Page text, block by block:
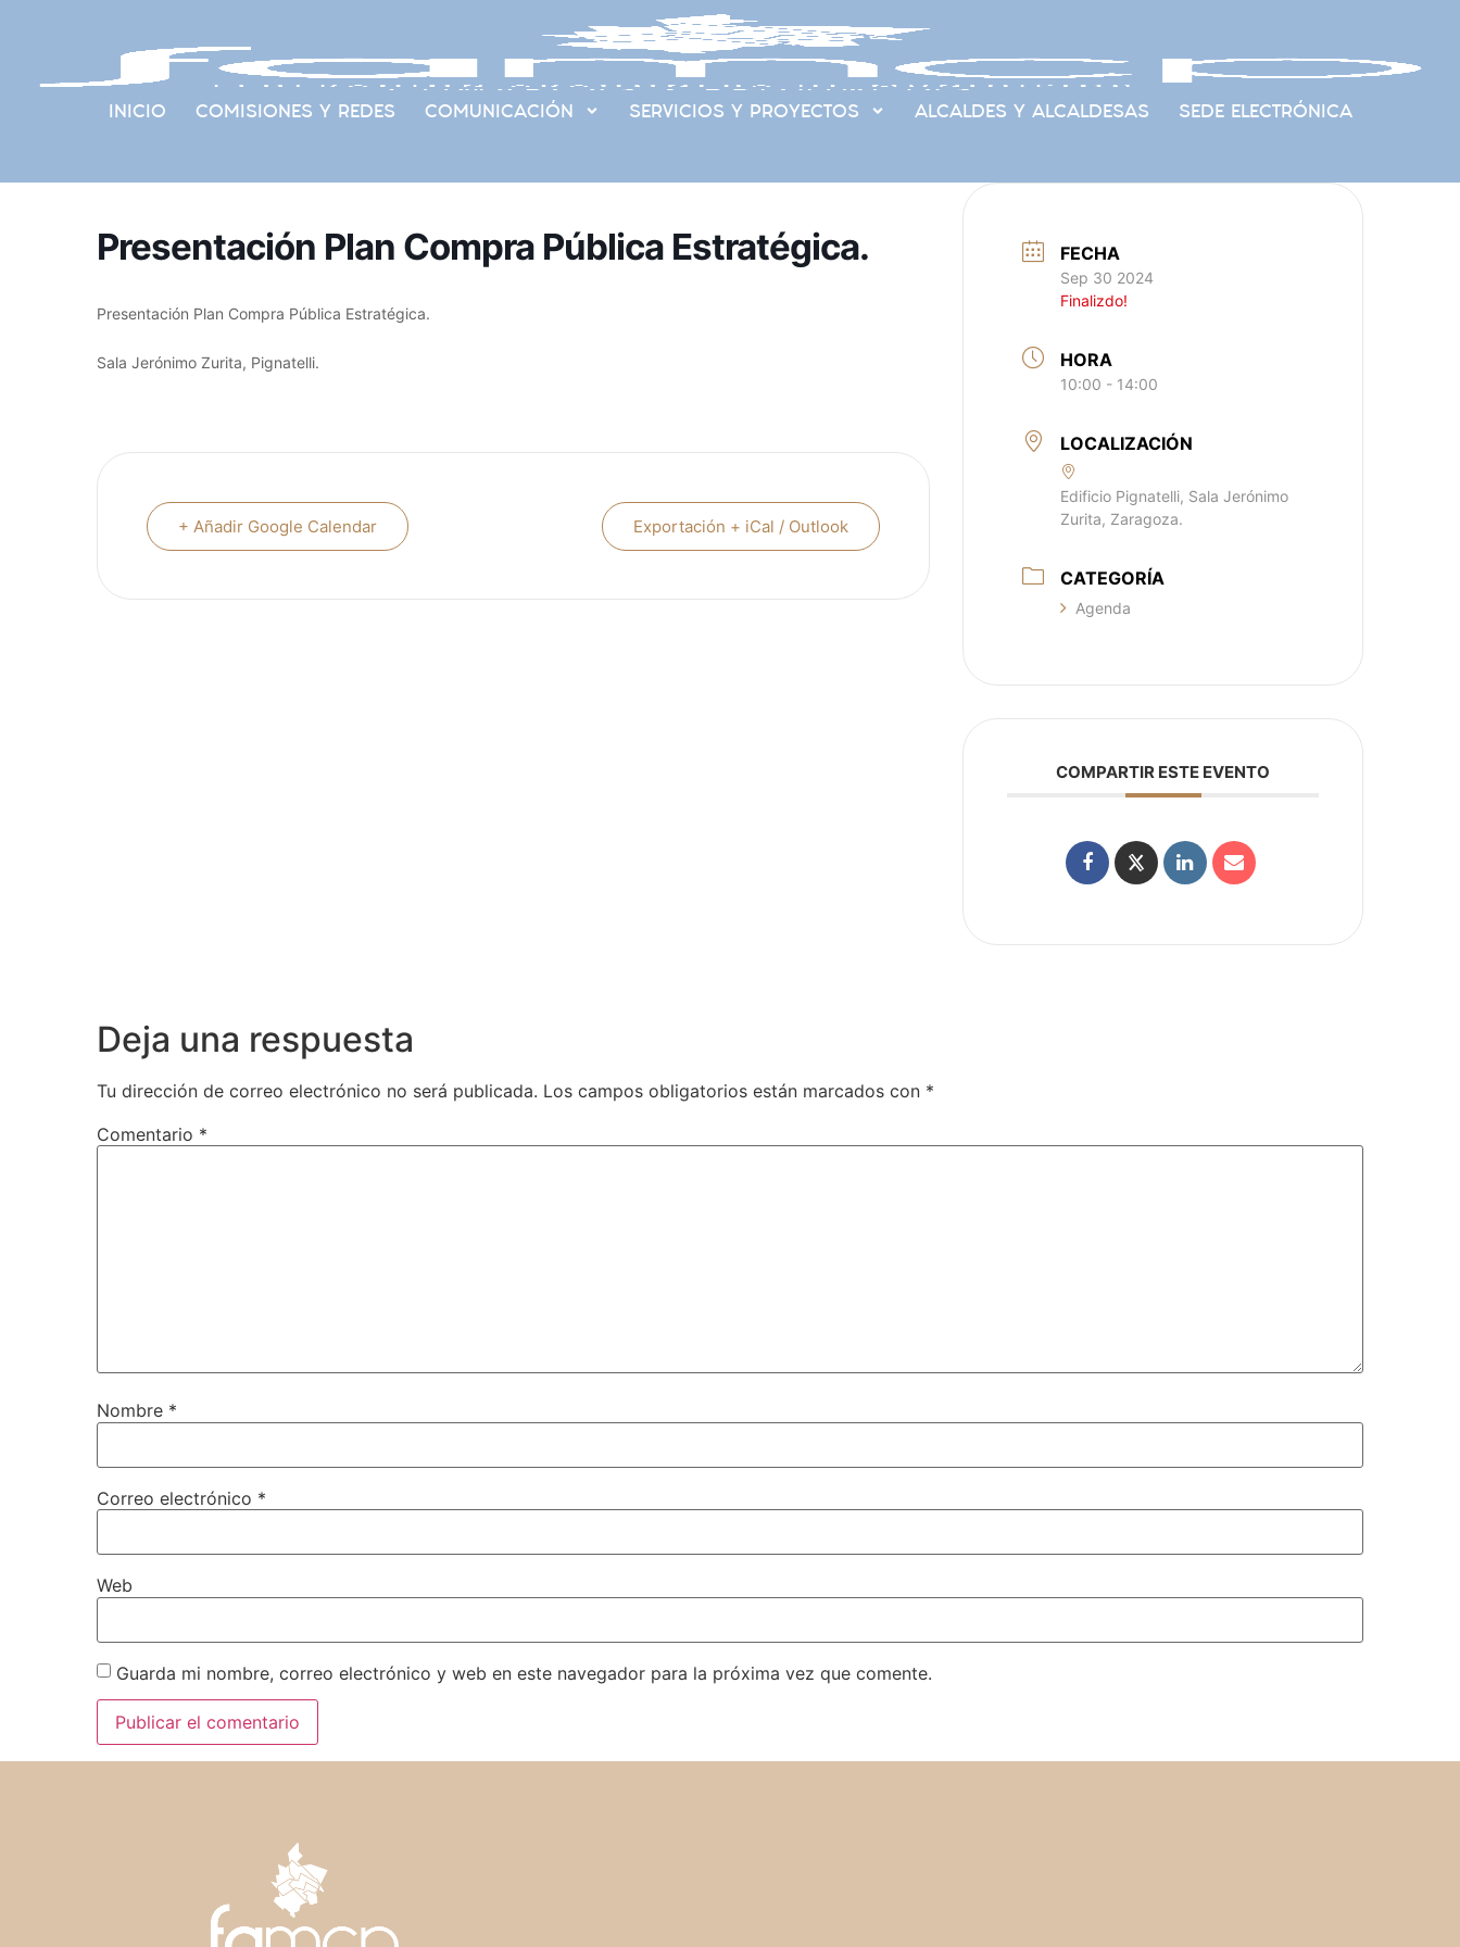
INICIO COMISIONES Y REDES COMUNICACIÓN SERVICIOS Y PROYECTOS ALCALDES Y ALCALDESAS SEDE ELECTRÓNICA
Presentación Plan Compra Pública Estratégica.
Presentación Plan Compra Pública Estratégica.
Sala Jerónimo Zurita, Pignatelli.
+ Añadir Google Calendar Exportación + iCal / Outlook
FECHA
Sep 30 2024
Finalizdo!
HORA
10:00 - 14:00
LOCALIZACIÓN
Edificio Pignatelli, Sala Jerónimo
Zurita, Zaragoza.
CATEGORÍA
Agenda
COMPARTIR ESTE EVENTO
Deja una respuesta
Tu dirección de correo electrónico no será publicada. Los campos obligatorios están marcados con *
Comentario *
Nombre *
Correo electrónico *
Web
Guarda mi nombre, correo electrónico y web en este navegador para la próxima vez que comente.